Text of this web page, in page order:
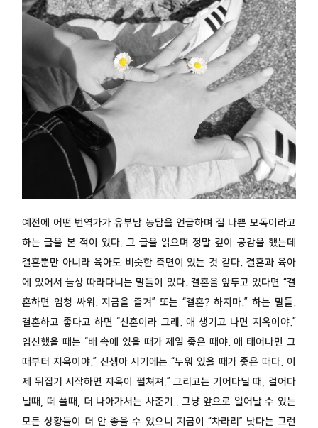
예전에 어떤 번역가가 유부남 농담을 언급하며 질 나쁜 모독이라고
하는 글을 본 적이 있다. 그 글을 읽으며 정말 깊이 공감을 했는데
결혼뿐만 아니라 육아도 비슷한 측면이 있는 것 같다. 결혼과 육아
에 있어서 늘상 따라다니는 말들이 있다. 결혼을 앞두고 있다면 “결
혼하면 엄청 싸워. 지금을 즐겨” 또는 “결혼? 하지마.” 하는 말들.
결혼하고 좋다고 하면 “신혼이라 그래. 애 생기고 나면 지옥이야.”
임신했을 때는 “배 속에 있을 때가 제일 좋은 때야. 애 태어나면 그
때부터 지옥이야.” 신생아 시기에는 “누워 있을 때가 좋은 때다. 이
제 뒤집기 시작하면 지옥이 펼쳐져.” 그리고는 기어다닐 때, 걸어다
닐때, 떼 쓸때, 더 나아가서는 사춘기.. 그냥 앞으로 일어날 수 있는
모든 상황들이 더 안 좋을 수 있으니 지금이 “차라리” 낫다는 그런